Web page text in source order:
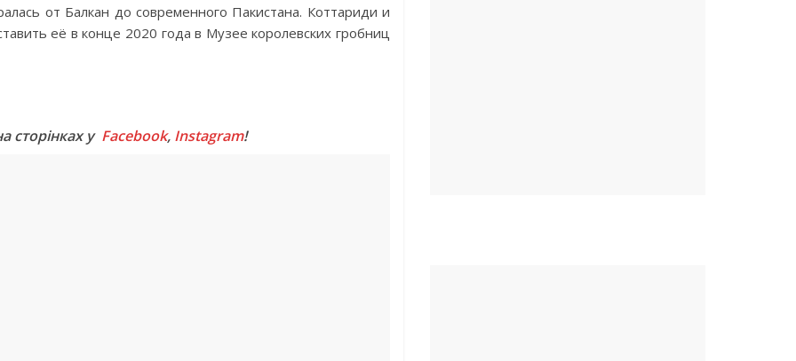
от Балкан до современного Пакистана. Коттариди и
её в конце 2020 года в Музее королевских гробниц
сторінках у Facebook, Instagram!